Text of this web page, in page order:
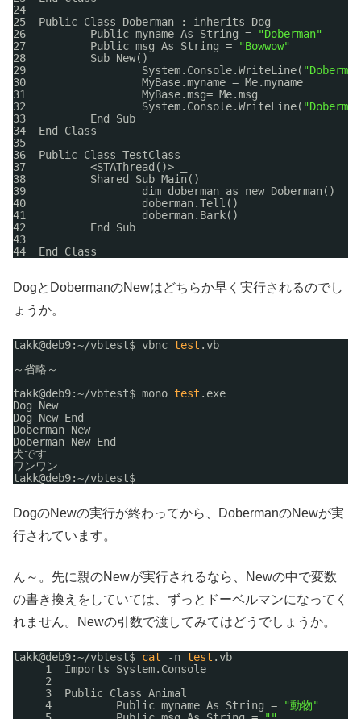
24
25  Public Class Doberman : inherits Dog
26          Public myname As String =
"Doberman"
27          Public msg As String =
"Bowwow"
28          Sub New()
29                  System.Console.WriteLine(
30                  MyBase.myname = Me.myname
31                  MyBase.msg= Me.msg
32                  System.Console.WriteLine(
33          End Sub
34  End Class
35
36  Public Class TestClass
37          <STAThread()> _
38          Shared Sub Main()
39                  dim doberman as new Doberman()
40                  doberman.Tell()
41                  doberman.Bark()
42          End Sub
43
44  End Class
DogとDobermanのNewはどちらか早く実行されるのでし
ょうか。
takk@deb9:~/vbtest$ vbnc test .vb
～省略～
takk@deb9:~/vbtest$ mono test .exe
Dog New
Dog New End
Doberman New
Doberman New End
犬です
ワンワン
takk@deb9:~/vbtest$
DogのNewの実行が終わってから、DobermanのNewが実
行されています。
ん～。先に親のNewが実行されるなら、Newの中で変数
の書き換えをしていては、ずっとドーベルマンになってく
れません。Newの引数で渡してみてはどうでしょうか。
takk@deb9:~/vbtest$ cat -n test .vb
1  Imports System.Console
2
3  Public Class Animal
4          Public myname As String =
"動物"